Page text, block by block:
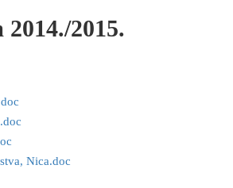
2015.
Nica.doc